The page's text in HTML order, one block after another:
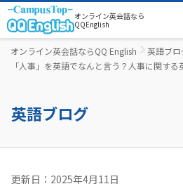
オンライン英会話なら
QQEnglish
オンライン英会話ならQQ English
英語ブロ
「人事」を英語でなんと言う？人事に関す
英語ブログ
更新日：2025年4月11日